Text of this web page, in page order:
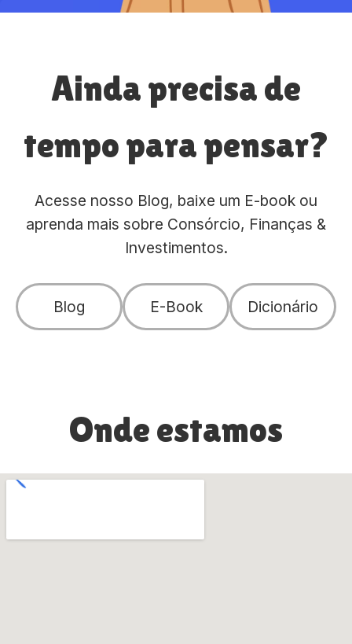
Ainda precisa de
tempo para pensar?
Acesse nosso Blog, baixe um E-book ou
aprenda mais sobre Consórcio, Finanças &
Investimentos.
Blog E-Book Dicionário
Onde estamos